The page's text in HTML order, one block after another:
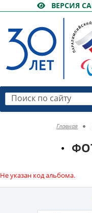
ВЕРСИЯ
Поиск по сайту
Главная
Не указан код альбома.